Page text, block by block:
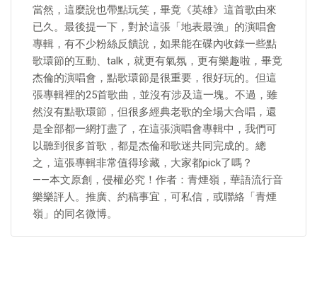
當然，這麼說也帶點玩笑，畢竟《英雄》這首歌由來
已久。最後提一下，對於這張「地表最強」的演唱會
專輯，有不少粉絲反饋說，如果能在碟內收錄一些點
歌環節的互動、talk，就更有氣氛，更有樂趣啦，畢竟
杰倫的演唱會，點歌環節是很重要，很好玩的。但這
張專輯裡的25首歌曲，並沒有涉及這一塊。不過，雖
然沒有點歌環節，但很多經典老歌的全場大合唱，還
是全部都一網打盡了，在這張演唱會專輯中，我們可
以聽到很多首歌，都是杰倫和歌迷共同完成的。總
之，這張專輯非常值得珍藏，大家都pick了嗎？
——本文原創，侵權必究！作者：青煙嶺，華語流行音
樂樂評人。推廣、約稿事宜，可私信，或聯絡「青煙
嶺」的同名微博。